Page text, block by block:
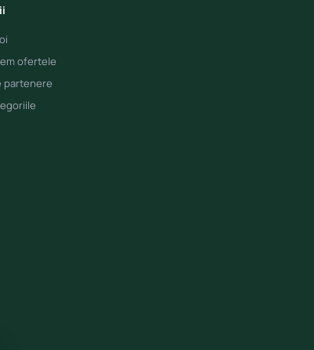
ofertele
partenere